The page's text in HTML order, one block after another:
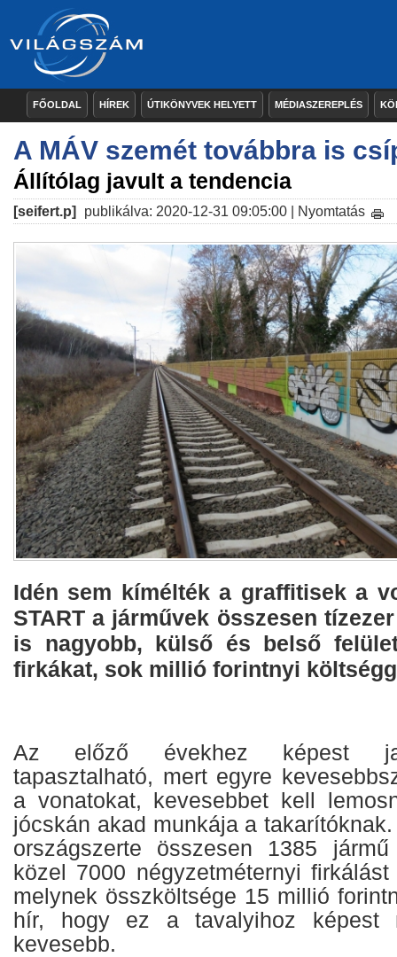
FŐOLDAL HÍREK ÚTIKÖNYVEK HELYETT MÉDIASZEREPLÉS
A MÁV szemét továbbra is
Állítólag javult a tendencia
[seifert.p] publikálva: 2020-12-31 09:05:00 | Nyomtatás
Idén sem kímélték a graffitisek a
START a járművek összesen
is nagyobb, külső és belső
firkákat, sok millió forintnyi
Az előző évekhez képest
tapasztalható, mert egyre
a vonatokat, kevesebbet kell
jócskán akad munkája a
országszerte összesen 1385
közel 7000 négyzetméternyi
melynek összköltsége 15 millió
hír, hogy ez a tavalyihoz képest
kevesebb.